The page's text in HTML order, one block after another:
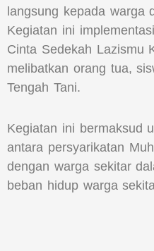
langsung kepada warga
Kegiatan ini
Cinta Sedekah Lazismu
melibatkan orang tua,
Tengah Tani.
Kegiatan ini bermaksud
antara persyarikatan
dengan warga sekitar
beban hidup warga